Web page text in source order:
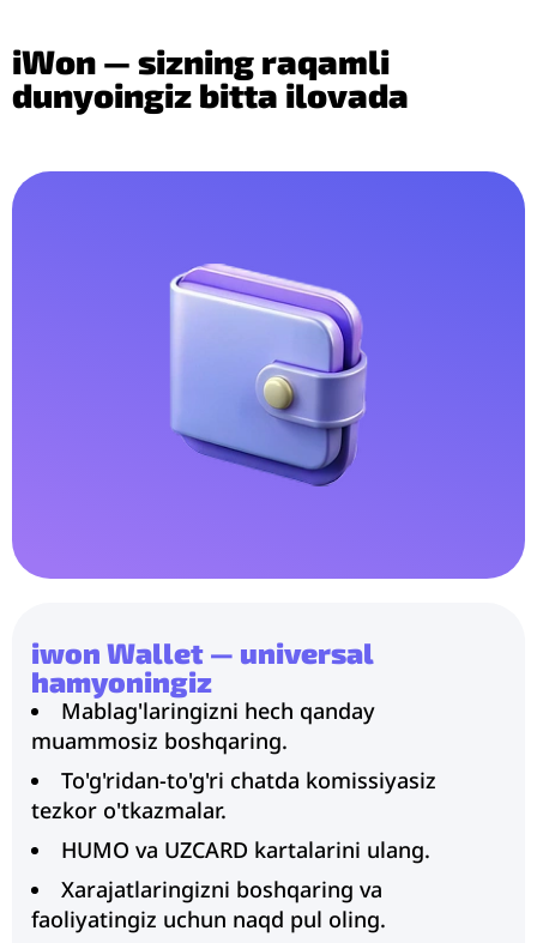
iWon — sizning raqamli
dunyoingiz bitta ilovada
iwon Wallet — universal
hamyoningiz
Mablag'laringizni hech qanday
muammosiz boshqaring.
To'g'ridan-to'g'ri chatda komissiyasiz
tezkor o'tkazmalar.
HUMO va UZCARD kartalarini ulang.
Xarajatlaringizni boshqaring va
faoliyatingiz uchun naqd pul oling.